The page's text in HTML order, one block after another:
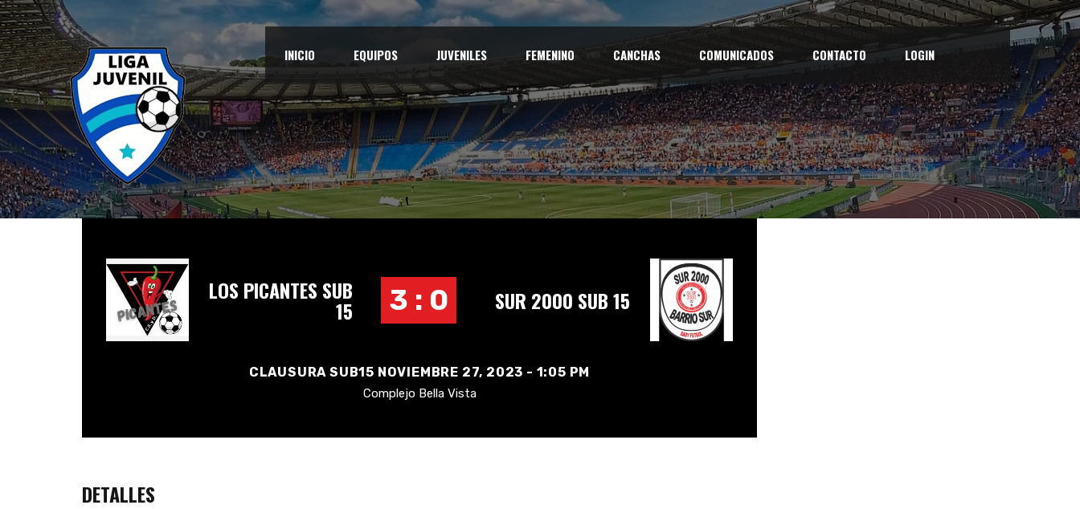
INICIO EQUIPOS JUVENILES FEMENINO CANCHAS COMUNICADOS CONTACTO LOGIN
LOS PICANTES SUB
15 3 : 0 SUR 2000 SUB 15
CLAUSURA SUB15 NOVIEMBRE 27, 2023 - 1:05 PM
Complejo Bella Vista
DETALLES